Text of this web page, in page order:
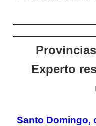
Experto
Santo Domingo,